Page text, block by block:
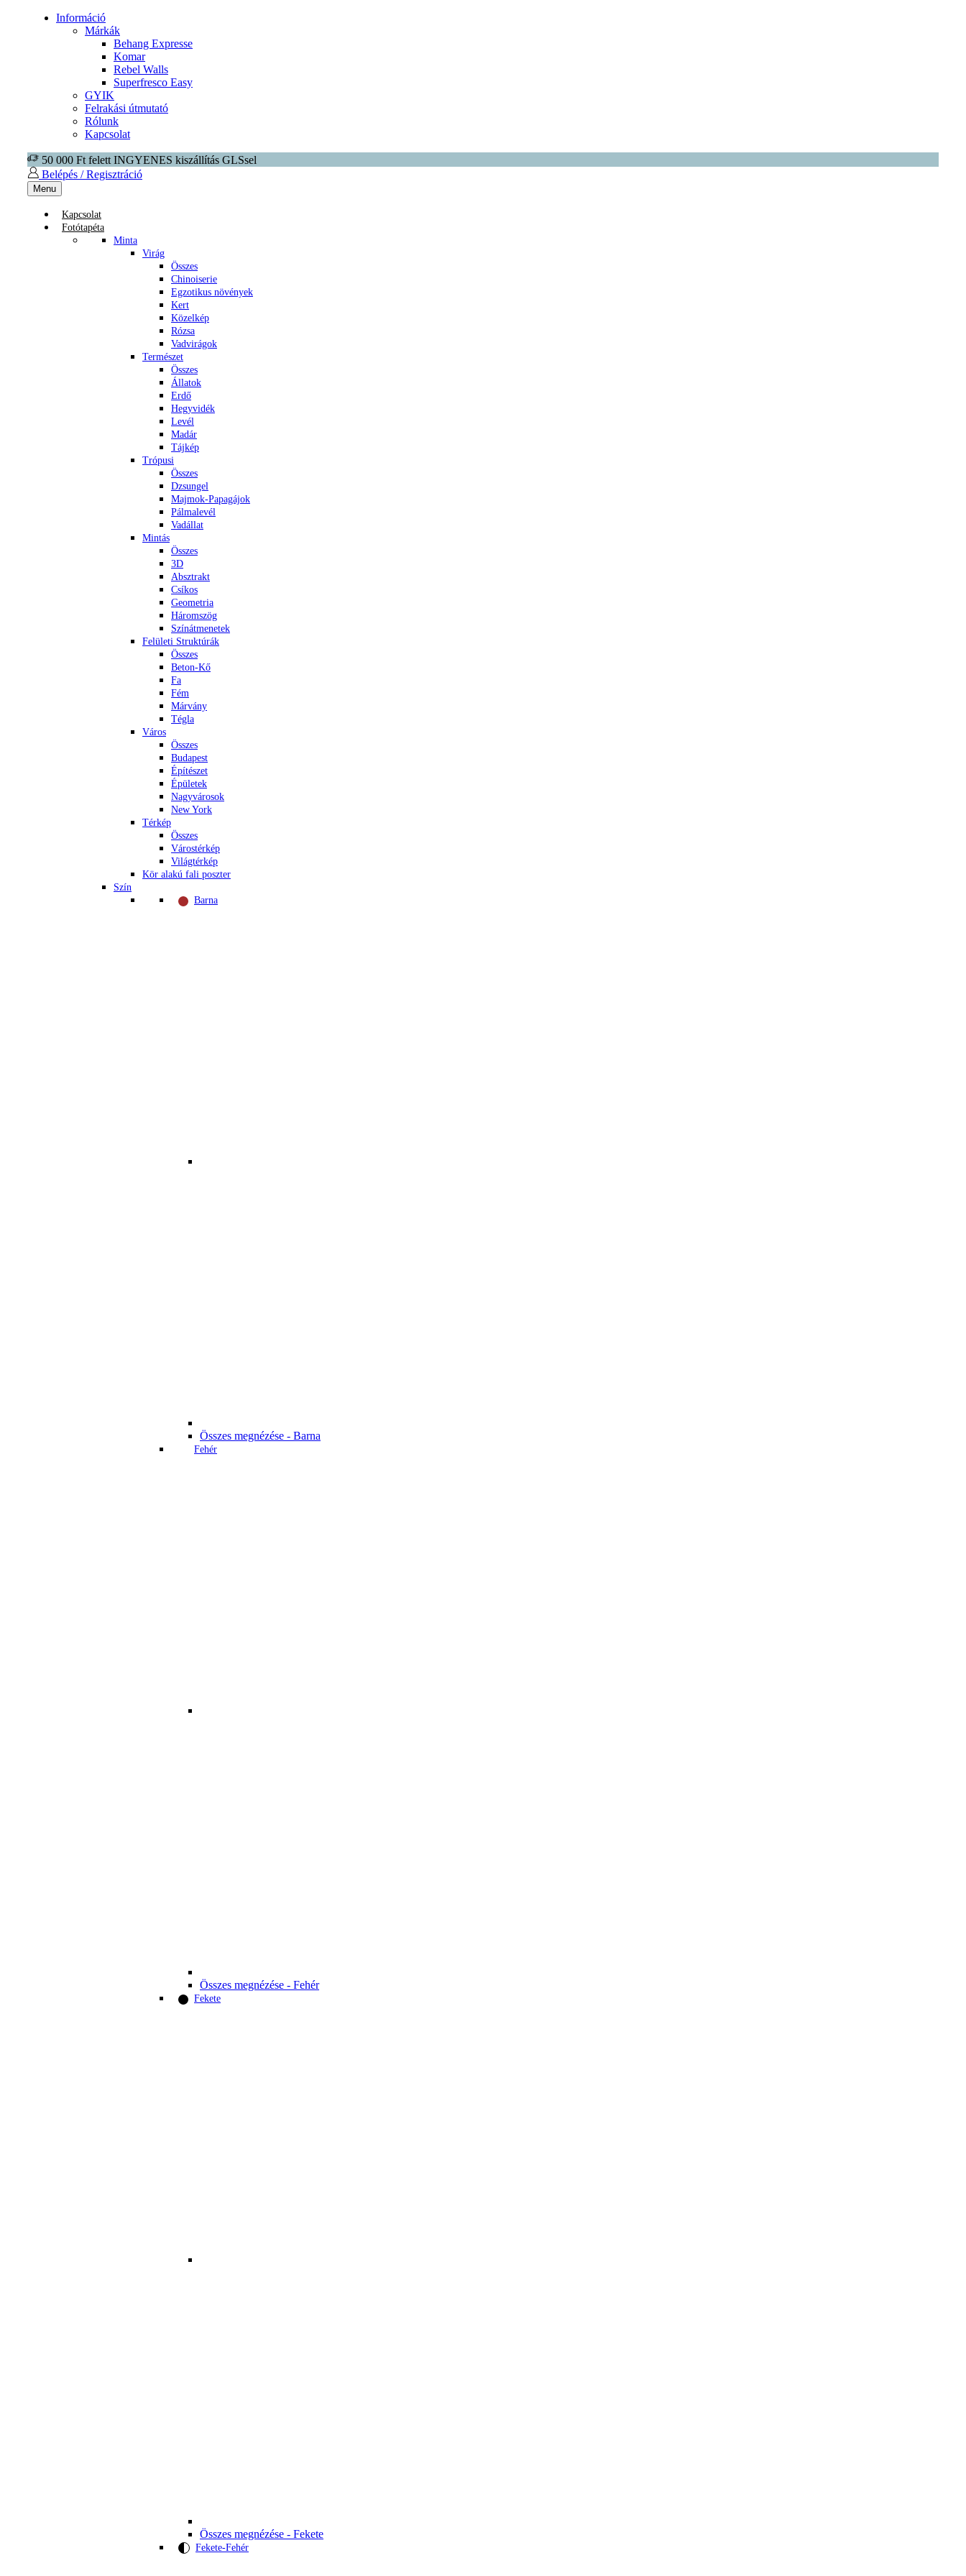
Információ
Márkák
Behang Expresse
Komar
Rebel Walls
Superfresco Easy
GYIK
Felrakási útmutató
Rólunk
Kapcsolat
50 000 Ft felett INGYENES kiszállítás GLSsel
Belépés / Regisztráció
Menu
Kapcsolat
Fotótapéta
Minta
Virág
Összes
Chinoiserie
Egzotikus növények
Kert
Közelkép
Rózsa
Vadvirágok
Természet
Összes
Állatok
Erdő
Hegyvidék
Levél
Madár
Tájkép
Trópusi
Összes
Dzsungel
Majmok-Papagájok
Pálmalevél
Vadállat
Mintás
Összes
3D
Absztrakt
Csíkos
Geometria
Háromszög
Színátmenetek
Felületi Struktúrák
Összes
Beton-Kő
Fa
Fém
Márvány
Tégla
Város
Összes
Budapest
Építészet
Épületek
Nagyvárosok
New York
Térkép
Összes
Várostérkép
Világtérkép
Kör alakú fali poszter
Szín
Barna
Összes megnézése - Barna
Fehér
Összes megnézése - Fehér
Fekete
Összes megnézése - Fekete
Fekete-Fehér